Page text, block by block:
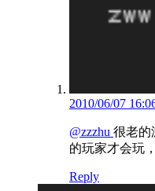
2010/06/07
@zzzhu 很老的
的玩家才会玩
Reply